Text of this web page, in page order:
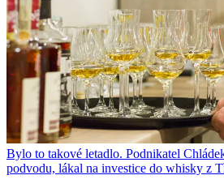
Bylo to takové letadlo. Podnikatel
podvodu, lákal na investice do whisky z